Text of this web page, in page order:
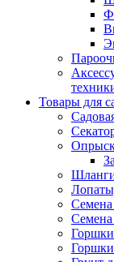
Товары для
Семена
Горшки
Горшки